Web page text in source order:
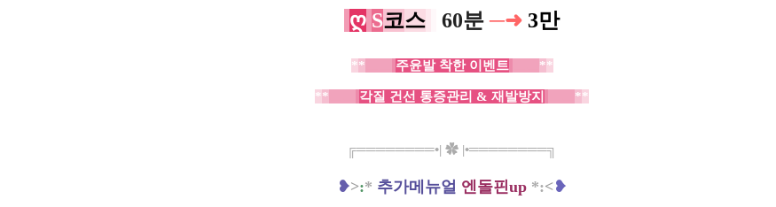
ღ S코스 60분 ─➜ 3만
** 주윤발 착한 이벤트 **
** 각질 건선 통증관리 & 재발방지 **
╔════════•| ✿ |•════════╗
❥>:* 추가메뉴얼 엔돌핀up *:<❥